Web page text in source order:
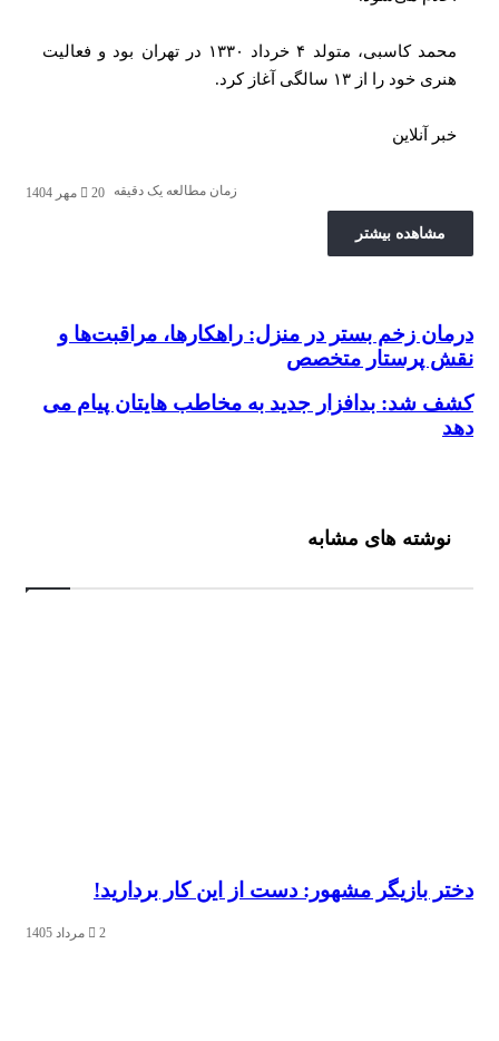
محمد کاسبی، متولد ۴ خرداد ۱۳۳۰ در تهران بود و فعالیت
را از ۱۳ سالگی آغاز کرد.
آنلاین
20 مهر 1404 زمان مطالعه یک دقیقه
بیشتر
زخم بستر در منزل: راهکارها، مراقبت‌ها و نقش پرستار
زخم بستر در منزل: راهکارها، مراقبت‌ها و
پرستار متخصص
بدافزار جدید به مخاطب‌ هایتان پیام می‌ دهد
بدافزار جدید به مخاطب‌ هایتان پیام می‌
های مشابه
بازیگر مشهور: دست از این کار بردارید!